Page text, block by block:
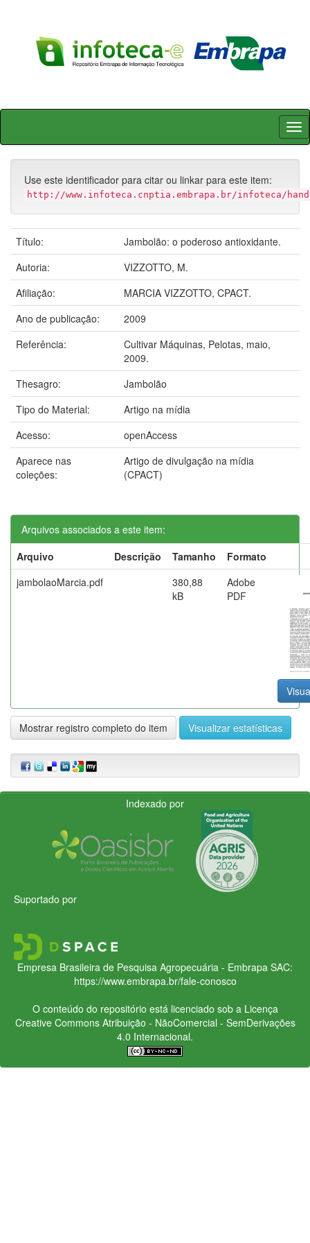
Skip
Use este identificador para citar ou linkar para este item:
http://www.infoteca.cnptia.embrapa.br/infoteca/
Título:
Jambolão: o poderoso antioxidante.
Autoria:
VIZZOTTO, M.
Afiliação:
MARCIA VIZZOTTO, CPACT.
Ano de publicação:
2009
Referência:
Cultivar Máquinas, Pelotas, maio,
2009.
Thesagro:
Jambolão
Tipo do Material:
Artigo na mídia
Acesso:
openAccess
Aparece nas
coleções:
Artigo de divulgação na mídia
(CPACT)
Arquivos associados a este item:
Arquivo
Descrição Tamanho
Formato
jambolaoMarcia.pdf
380,88
kB
Adobe
PDF
Mostrar registro completo do item Visualizar estatísticas
Indexado por
Suportado por
Empresa Brasileira de Pesquisa Agropecuária - Embrapa SAC:
https://www.embrapa.br/fale-conosco
O conteúdo do repositório está licenciado sob a Licença
Creative CommonsAtribuição - NãoComercial - SemDerivações
4.0 Internacional.